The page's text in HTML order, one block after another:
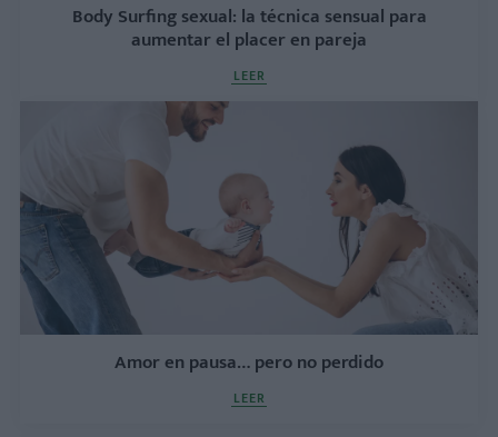
Body Surfing sexual: la técnica sensual para
aumentar el placer en pareja
LEER
Amor en pausa… pero no perdido
LEER